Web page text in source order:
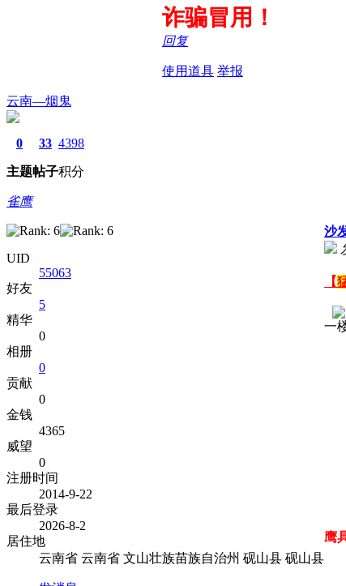
诈骗冒用！
回复
使用道具 举报
云南—烟鬼
0
主题
33
帖子
4398
积分
雀鹰
UID
55063
好友
5
精华
0
相册
0
贡献
0
金钱
4365
威望
0
注册时间
2014-9-22
最后登录
2026-8-2
居住地
云南省 云南省 文山壮族苗族自治州 砚山县 砚山县
沙
【
一
鹰